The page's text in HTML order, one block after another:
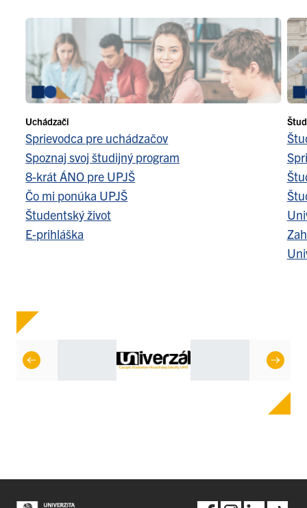
Uchádzači
Sprievodca pre uchádzačov
Spoznaj svoj študijný program
8-krát ÁNO pre UPJŠ
Čo mi ponúka UPJŠ
Študentský život
E-prihláška